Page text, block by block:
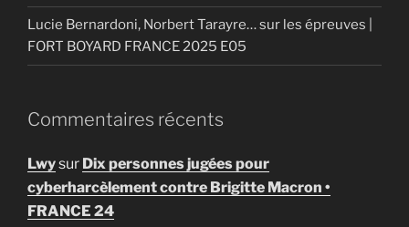
Lucie Bernardoni, Norbert Tarayre… sur les épreuves |
FORT BOYARD FRANCE 2025 E05
Commentaires récents
Lwysur Dix personnes jugées pour
cyberharcèlement contre Brigitte Macron •
FRANCE 24